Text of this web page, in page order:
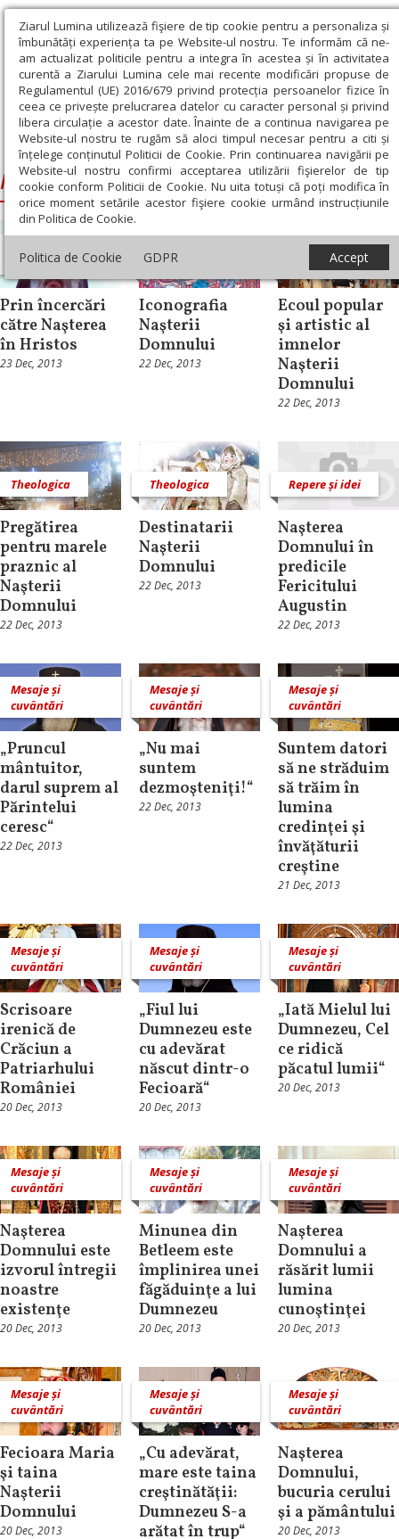
Ziarul Lumina utilizează fişiere de tip cookie pentru a personaliza și
îmbunătăți experiența ta pe Website-ul nostru. Te informăm că ne-
am actualizat politicile pentru a integra în acestea și în activitatea
curentă a Ziarului Lumina cele mai recente modificări propuse de
Regulamentul (UE) 2016/679 privind protecția persoanelor fizice în
ceea ce privește prelucrarea datelor cu caracter personal și privind
libera circulație a acestor date. Înainte de a continua navigarea pe
Website-ul nostru te rugăm să aloci timpul necesar pentru a citi și
înțelege conținutul Politicii de Cookie. Prin continuarea navigării pe
Website-ul nostru confirmi acceptarea utilizării fişierelor de tip
cookie conform Politicii de Cookie. Nu uita totuși că poți modifica în
orice moment setările acestor fişiere cookie urmând instrucțiunile
din Politica de Cookie.
Politica de Cookie GDPR Accept
Ziarul Lumina › Naşterea Domnului
Naşterea Domnului
cuvântări
Prin încercări
către Naşterea
în Hristos
23 Dec, 2013
Documentar
Iconografia
Naşterii
Domnului
22 Dec, 2013
Documentar
Ecoul popular
şi artistic al
imnelor
Naşterii
Domnului
22 Dec, 2013
Theologica
Pregătirea
pentru marele
praznic al
Naşterii
Domnului
22 Dec, 2013
Theologica
Destinatarii
Naşterii
Domnului
22 Dec, 2013
Repere și idei
Naşterea
Domnului în
predicile
Fericitului
Augustin
22 Dec, 2013
Mesaje și
cuvântări
„Pruncul
mântuitor,
darul suprem al
Părintelui
ceresc“
22 Dec, 2013
Mesaje și
cuvântări
„Nu mai
suntem
dezmoşteniţi!“
22 Dec, 2013
Mesaje și
cuvântări
Suntem datori
să ne străduim
să trăim în
lumina
credinţei şi
învăţăturii
creştine
21 Dec, 2013
Mesaje și
cuvântări
Scrisoare
irenică de
Crăciun a
Patriarhului
României
20 Dec, 2013
Mesaje și
cuvântări
„Fiul lui
Dumnezeu este
cu adevărat
născut dintr-o
Fecioară“
20 Dec, 2013
Mesaje și
cuvântări
„Iată Mielul lui
Dumnezeu, Cel
ce ridică
păcatul lumii“
20 Dec, 2013
Mesaje și
cuvântări
Naşterea
Domnului este
izvorul întregii
noastre
existenţe
20 Dec, 2013
Mesaje și
cuvântări
Minunea din
Betleem este
împlinirea unei
făgăduinţe a lui
Dumnezeu
20 Dec, 2013
Mesaje și
cuvântări
Naşterea
Domnului a
răsărit lumii
lumina
cunoştinţei
20 Dec, 2013
Mesaje și
cuvântări
Fecioara Maria
şi taina
Naşterii
Domnului
20 Dec, 2013
Mesaje și
cuvântări
„Cu adevărat,
mare este taina
creştinătăţii:
Dumnezeu S-a
arătat în trup“
Mesaje și
cuvântări
Naşterea
Domnului,
bucuria cerului
şi a pământului
20 Dec, 2013